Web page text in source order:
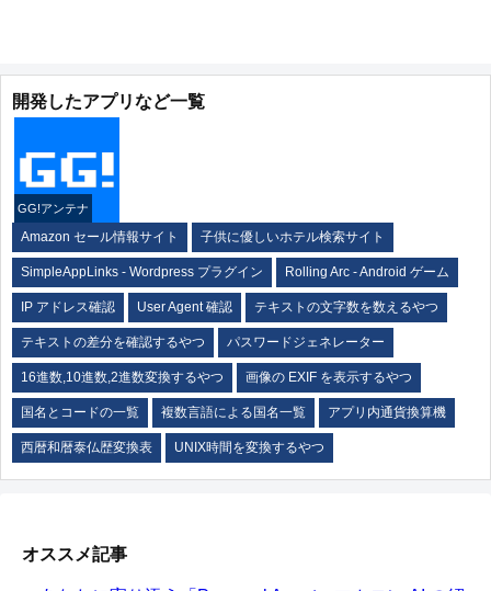
開発したアプリなど一覧
GG!アンテナ
Amazon セール情報サイト 子供に優しいホテル検索サイト
SimpleAppLinks - Wordpress プラグイン Rolling Arc - Android ゲーム
IP アドレス確認 User Agent 確認 テキストの文字数を数えるやつ
テキストの差分を確認するやつ パスワードジェネレーター
16進数,10進数,2進数変換するやつ 画像の EXIF を表示するやつ
国名とコードの一覧 複数言語による国名一覧 アプリ内通貨換算機
西暦和暦泰仏歴変換表 UNIX時間を変換するやつ
オススメ記事